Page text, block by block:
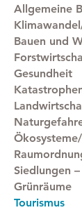
Allgemeine
Bauen und
Gesundheit
Siedlungen
Grünräume
Tourismus